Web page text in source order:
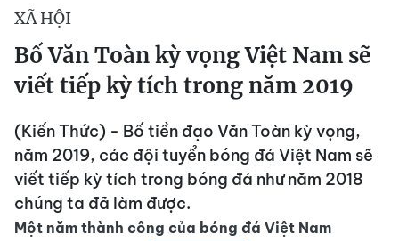
XÃ HỘI
Bố Văn Toàn kỳ vọng Việt Nam sẽ
viết tiếp kỳ tích trong năm 2019
(Kiến Thức) - Bố tiền đạo Văn Toàn kỳ vọng,
năm 2019, các đội tuyển bóng đá Việt Nam sẽ
viết tiếp kỳ tích trong bóng đá như năm 2018
chúng ta đã làm được.
Một năm thành công của bóng đá Việt Nam